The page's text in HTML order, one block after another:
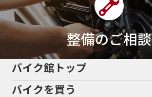
整備のご相談
バイク館トップ
バイクを買う